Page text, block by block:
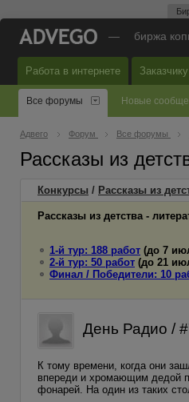
— биржа
Работа в интернете Заказчику
Все форумы Новые
Адвего Форум Все форумы
Рассказы из
Конкурсы / Рассказы из
Рассказы из детства -
1-й тур: 188 работ (до 7
2-й тур: 50 работ (до 21
Финал / Победители: 10
День Радио /
К тому времени, когда они
впереди и хромающим дедой
фонарей. На один из таких